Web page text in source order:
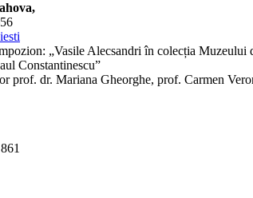
„Vasile Alecsandri în colecția Muzeului
Constantinescu”
prof. dr. Mariana Gheorghe, prof. Carmen